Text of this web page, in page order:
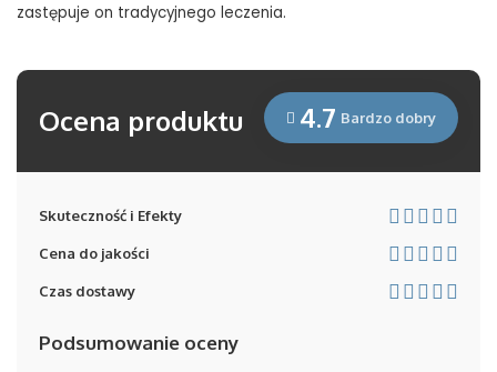
zastępuje on tradycyjnego leczenia.
Ocena produktu 4.7 Bardzo dobry
Skuteczność i Efekty
Cena do jakości
Czas dostawy
Podsumowanie oceny